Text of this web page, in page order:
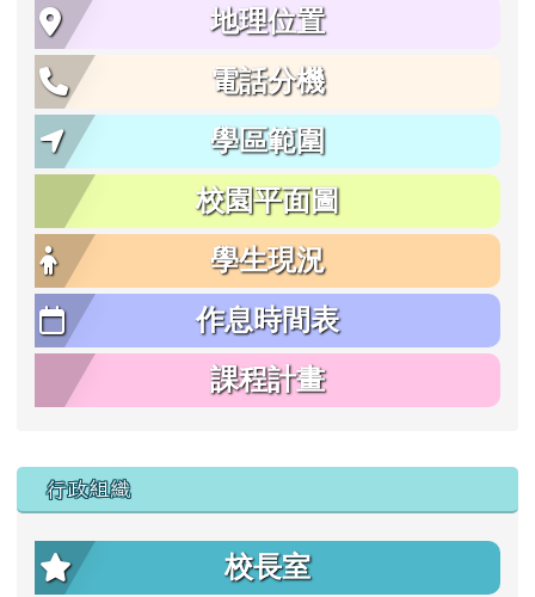
地理位置
電話分機
學區範圍
校園平面圖
學生現況
作息時間表
課程計畫
行政組織
校長室